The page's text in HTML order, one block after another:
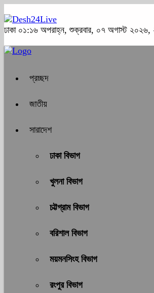
ঢাকা ০১:১৬ অপরাহ্ন, শুক্রবার, ০৭ অগাস্ট ২০২৬,
প্রচ্ছদ
জাতীয়
সারাদেশ
ঢাকা বিভাগ
খুলনা বিভাগ
চট্টগ্রাম বিভাগ
বরিশাল বিভাগ
ময়মনসিংহ বিভাগ
রংপুর বিভাগ